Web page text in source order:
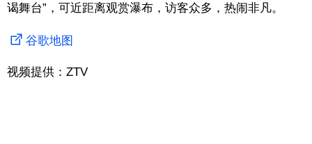
谒舞台”，可近距离观赏瀑布，访客众多，热闹非凡。
谷歌地图
视频提供：ZTV